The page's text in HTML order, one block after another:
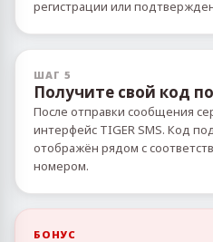
регистрации или
ШАГ 5
Получите свой код
После отправки сообщения
интерфейс TIGER SMS. Код
отображён рядом с
номером.
БОНУС